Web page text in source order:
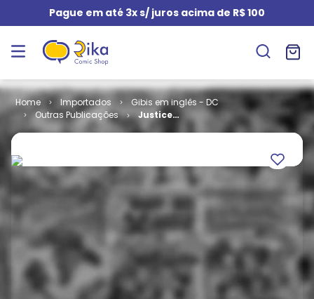
Pague em até 3x s/ juros acima de R$ 100
Importados
Gibis em inglês - DC
Outras Publicações
Justice
Society of